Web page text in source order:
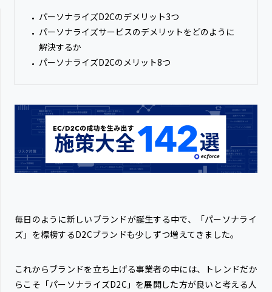
パーソナライズD2Cのデメリット3つ
パーソナライズサービスのデメリットをどのように
解決するか
パーソナライズD2Cのメリット8つ
毎日のように新しいブランドが誕生する中で、「パーソナライ
ズ」を標榜するD2Cブランドも少しずつ増えてきました。
これからブランドを立ち上げる事業者の中には、トレンドだか
らこそ「パーソナライズD2C」を展開した方が良いと考える人